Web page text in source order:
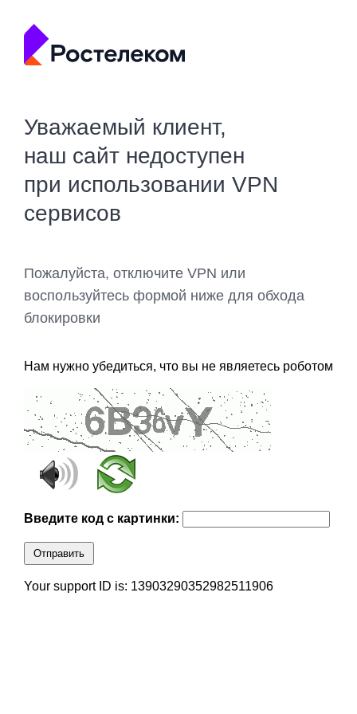
Уважаемый клиент,
наш сайт недоступен
при использовании VPN
сервисов
Пожалуйста, отключите VPN или
воспользуйтесь формой ниже для обхода
блокировки
Нам нужно убедиться, что вы не являетесь роботом
Введите код с картинки:
Отправить
Your support ID is: 13903290352982511906